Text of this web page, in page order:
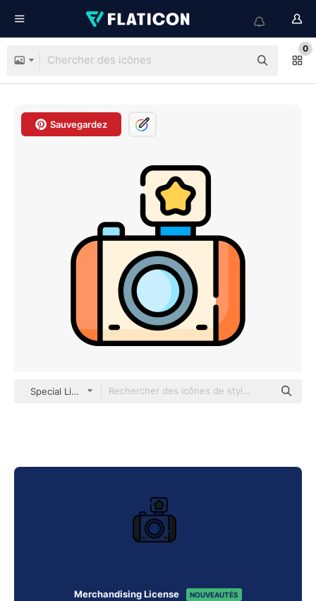
0
Sauvegardez
Special Lineal color
Merchandising License NOUVEAUTÉS